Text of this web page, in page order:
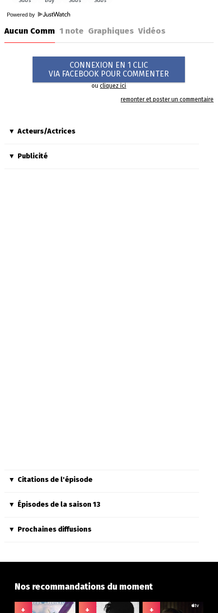
Powered by
Aucun Comm 1 note Graphiques Vidéos
CONNEXION EN 1 CLIC
VIA FACEBOOK POUR COMMENTER
oucliquez ici
remonter et poster un commentaire
Acteurs/Actrices
Publicité
Citations de l'épisode
Épisodes de la saison 13
Prochaines diffusions
Nos recommandations du moment
+ + +